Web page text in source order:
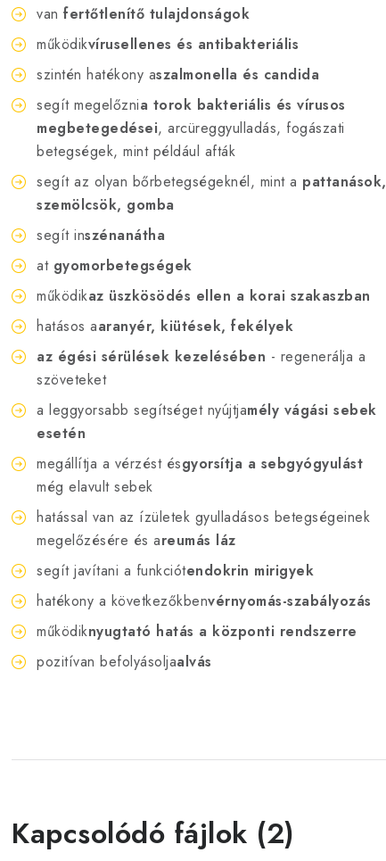
van fertőtlenítő tulajdonságok
működikvírusellenes és antibakteriális
szintén hatékony aszalmonella és candida
segít megelőznia torok bakteriális és vírusos
megbetegedései, arcüreggyulladás, fogászati
betegségek, mint például afták
segít az olyan bőrbetegségeknél, mint a pattanások,
szemölcsök, gomba
segít inszénanátha
at gyomorbetegségek
működikaz üszkösödés ellen a korai szakaszban
hatásos aaranyér, kiütések, fekélyek
az égési sérülések kezelésében - regenerálja a
szöveteket
a leggyorsabb segítséget nyújtjamély vágási sebek
esetén
megállítja a vérzést ésgyorsítja a sebgyógyulást
még elavult sebek
hatással van az ízületek gyulladásos betegségeinek
megelőzésére és areumás láz
segít javítani a funkciótendokrin mirigyek
hatékony a következőkbenvérnyomás-szabályozás
működiknyugtató hatás a központi rendszerre
pozitívan befolyásoljaalvás
Kapcsolódó fájlok (2)